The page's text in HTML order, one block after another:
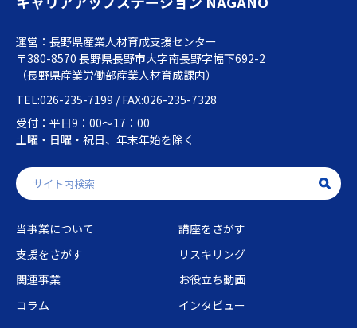
運営：長野県産業人材育成支援センター
〒380-8570 長野県長野市大字南長野字幅下692-2
（長野県産業労働部産業人材育成課内）
TEL:026-235-7199 / FAX:026-235-7328
受付：平日9：00～17：00
土曜・日曜・祝日、年末年始を除く
当事業について
講座をさがす
支援をさがす
リスキリング
関連事業
お役立ち動画
コラム
インタビュー